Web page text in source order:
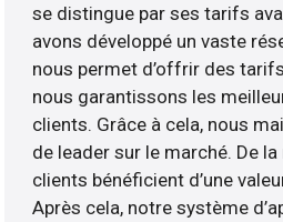
se distingue par ses tarifs
avons développé un vaste
nous permet d’offrir des
nous garantissons les
clients. Grâce à cela, nous
de leader sur le marché. De
clients bénéficient d’une
Après cela, notre système